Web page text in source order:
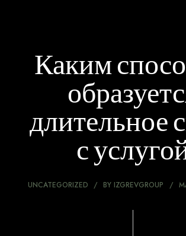
Каким
длительное
с
UNCATEGORIZED BY IZGREVGROUP